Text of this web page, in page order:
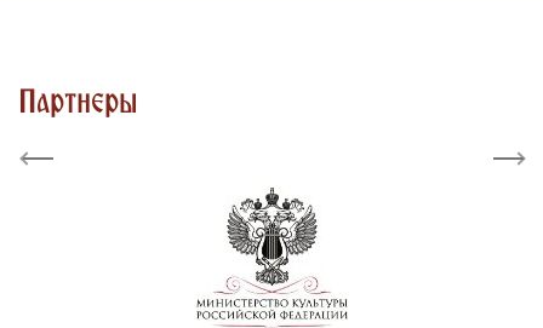
Партнеры
Previous Next